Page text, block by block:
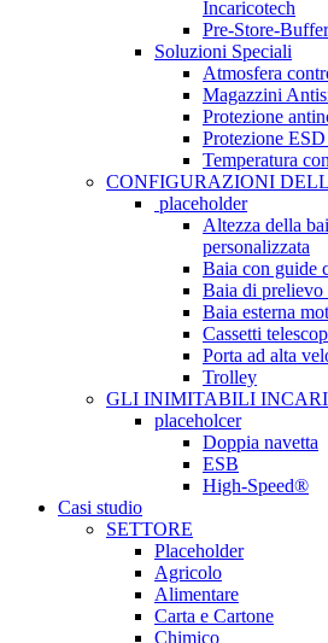
Incaricotech
Pre-Store-
Soluzioni Speciali
Atmosfera
Magazzini
Protezione
Protezione
Temperatura
CONFIGURAZIONI
placeholder
Altezza della
personalizzata
Baia con guide
Baia di prelievo
Baia esterna
Cassetti
Porta ad alta
Trolley
GLI INIMITABILI
placeholcer
Doppia navetta
ESB
High-Speed®
Casi studio
SETTORE
Placeholder
Agricolo
Alimentare
Carta e Cartone
Chimico